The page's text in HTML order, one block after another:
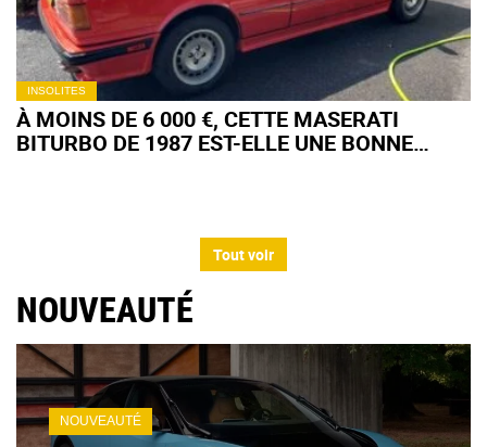
INSOLITES
À MOINS DE 6 000 €, CETTE MASERATI
BITURBO DE 1987 EST-ELLE UNE BONNE
Tout voir
NOUVEAUTÉ
NOUVEAUTÉ